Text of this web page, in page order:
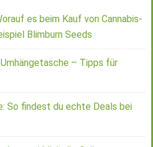
es beim Kauf von Cannabis-
Blimburn Seeds
– Tipps für
So findest du echte Deals bei